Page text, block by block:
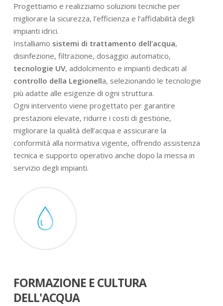
Progettiamo e realizziamo soluzioni tecniche per
migliorare la sicurezza, l’efficienza e l’affidabilità degli
impianti idrici.
Installiamo sistemi di trattamento dell’acqua,
disinfezione, filtrazione, dosaggio automatico,
tecnologie UV, addolcimento e impianti dedicati al
controllo della Legionella, selezionando le tecnologie
più adatte alle esigenze di ogni struttura.
Ogni intervento viene progettato per garantire
prestazioni elevate, ridurre i costi di gestione,
migliorare la qualità dell’acqua e assicurare la
conformità alla normativa vigente, offrendo assistenza
tecnica e supporto operativo anche dopo la messa in
servizio degli impianti.
FORMAZIONE E CULTURA
DELL'ACQUA